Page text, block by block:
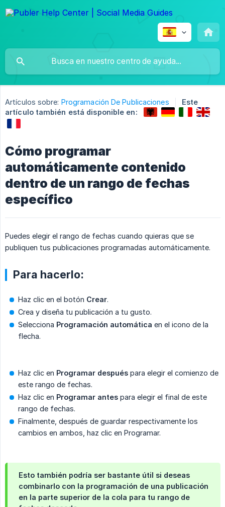
Artículos sobre: Programación De Publicaciones
Este
artículo también está disponible en:
Cómo programar
automáticamente contenido
dentro de un rango de fechas
específico
Puedes elegir el rango de fechas cuando quieras que se
publiquen tus publicaciones programadas automáticamente.
Para hacerlo:
Haz clic en el botón Crear.
Crea y diseña tu publicación a tu gusto.
Selecciona Programación automática en el icono de la
flecha.
Haz clic en Programar después para elegir el comienzo de
este rango de fechas.
Haz clic en Programar antes para elegir el final de este
rango de fechas.
Finalmente, después de guardar respectivamente los
cambios en ambos, haz clic en Programar.
Esto también podría ser bastante útil si deseas
combinarlo con la programación de una publicación
en la parte superior de la cola para tu rango de